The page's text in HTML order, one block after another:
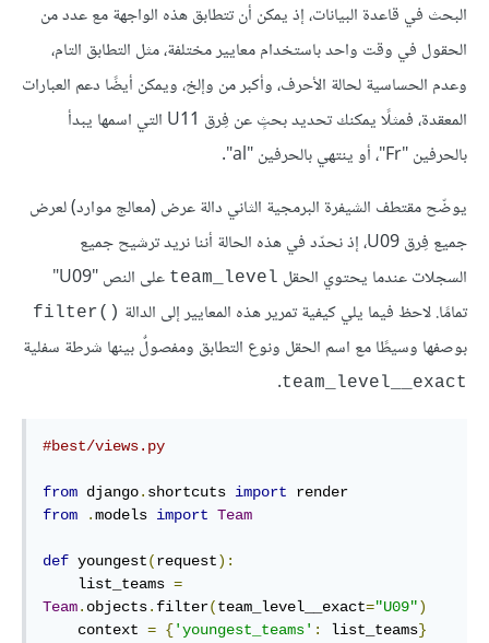
البحث في قاعدة البيانات، إذ يمكن أن تتطابق هذه الواجهة مع عدد من
الحقول في وقت واحد باستخدام معايير مختلفة، مثل التطابق التام،
وعدم الحساسية لحالة الأحرف، وأكبر من وإلخ، ويمكن أيضًا دعم العبارات
المعقدة، فمثلًا يمكنك تحديد بحثٍ عن فِرق U11 التي اسمها يبدأ
بالحرفين "Fr"، أو ينتهي بالحرفين "al".
يوضّح مقتطف الشيفرة البرمجية الثاني دالة عرض (معالج موارد) لعرض
جميع فِرق U09، إذ نحدّد في هذه الحالة أننا نريد ترشيح جميع
السجلات عندما يحتوي الحقل team_level
على النص "U09"
تمامًا. لاحظ فيما يلي كيفية تمرير هذه المعايير إلى الدالة filter()‎
بوصفها وسيطًا مع اسم الحقل ونوع التطابق ومفصولٌ بينها شرطة سفلية
team_level__exact
.
#best/views.py
from django. shortcuts import
from
.models import Team
def youngest(request):
    list_teams
=
Team. objects. filter(team_level__exact="U09")
    context
= {'youngest_teams' : list_teams}